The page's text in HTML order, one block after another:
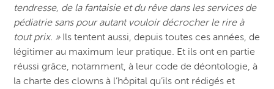
tendresse, de la fantaisie et du rêve dans les services de
pédiatrie sans pour autant vouloir décrocher le rire à
tout prix. » Ils tentent aussi, depuis toutes ces années, de
légitimer au maximum leur pratique. Et ils ont en partie
réussi grâce, notamment, à leur code de déontologie, à
la charte des clowns à l’hôpital qu’ils ont rédigés et